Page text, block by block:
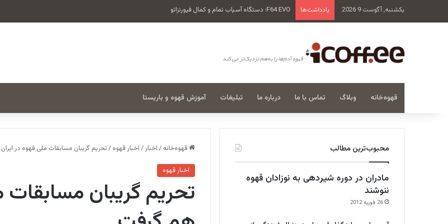
یکشنبه, آگوست 9 2026 یادداشت‌ها سن‌رمو زویی بلند Tall Cup
قهوه‌خانه وبلاگ تماس با ما درباره ما تبلیغات آموزش قهوه و باریستا
قهوه‌خانه / اخبار/ اخبار قهوه /تحریم گریبان مسابقات ملی قهوه در
اخبار قهوه
تحریم گریبان مسابقات
محبوب‌ترین مطالب
مادران در دوره شیردهی به نوزادان قهوه
ننوشند
26 فوریه 2012